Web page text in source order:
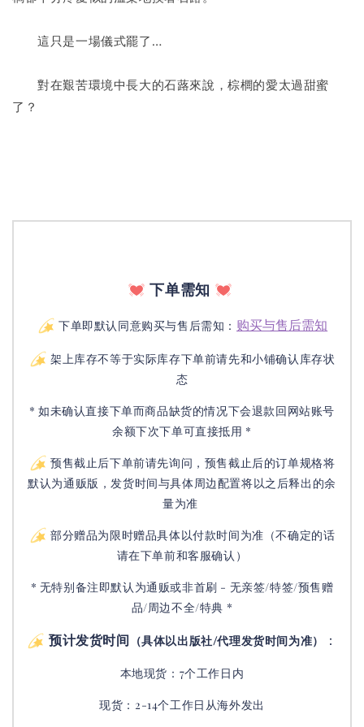
這只是一場儀式罷了…
對在艱苦環境中長大的石蕗來說，棕櫚的愛太過甜蜜
了？
下单需知
下单即默认同意购买与售后需知： 购买与售后需知
架上库存不等于实际库存下单前请先和小铺确认库存状
态
* 如未确认直接下单而商品缺货的情况下会退款回网站账号
余额下次下单可直接抵用 *
预售截止后下单前请先询问，预售截止后的订单规格将
默认为通贩版，发货时间与具体周边配置将以之后释出的余
量为准
部分赠品为限时赠品具体以付款时间为准（不确定的话
请在下单前和客服确认）
* 无特别备注即默认为通贩或非首刷 - 无亲签/特签/预售赠
品/周边不全/特典 *
预计发货时间 （具体以出版社/代理发货时间为准） ：
本地现货：7个工作日内
现货：2-14个工作日从海外发出